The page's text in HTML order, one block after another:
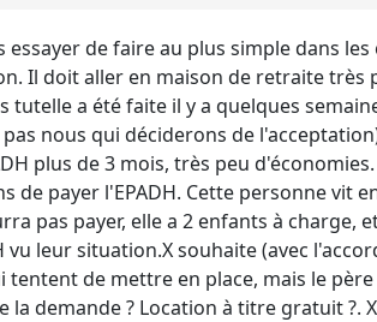
essayer de faire au plus simple dans
Il doit aller en maison de retraite très
tutelle a été faite il y a quelques
nous qui déciderons de
plus de 3 mois, très peu
de payer l'EPADH. Cette personne vit
pas payer, elle a 2 enfants à
vu leur situation.X souhaite (avec
de mettre en place, mais le
la demande ? Location à titre gratuit